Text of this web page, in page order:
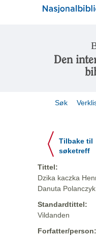
Den
Søk
Tilbake til
søketreff
Tittel:
Dzika kaczka
Danuta Polanczyk
Standardtittel:
Vildanden
Forfatter/person: